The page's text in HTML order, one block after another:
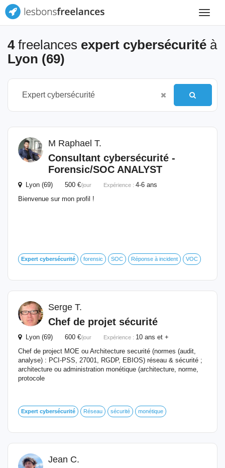
Toggle
4freelances expert cybersécurité à
Lyon (69)
M Raphael T.
Consultant cybersécurité -
Forensic/SOC ANALYST
Lyon (69) 500 €/jour Expérience : 4-6 ans
Bienvenue sur mon profil !
Expert cybersécurité forensic SOC Réponse à incident VOC
Serge T.
Chef de projet sécurité
Lyon (69) 600 €/jour Expérience : 10 ans et +
Chef de project MOE ou Architecture securité (normes (audit,
analyse) : PCI-PSS, 27001, RGDP, EBIOS) réseau & sécurité ;
architecture ou administration monétique (architecture, norme,
protocole
Expert cybersécurité Réseau sécurité monétique
Jean C.